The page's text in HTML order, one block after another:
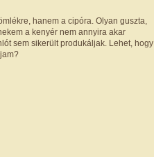
hanem a cipóra. Olyan guszta,
a kenyér nem annyira akar
sem sikerült produkáljak. Lehet, hogy